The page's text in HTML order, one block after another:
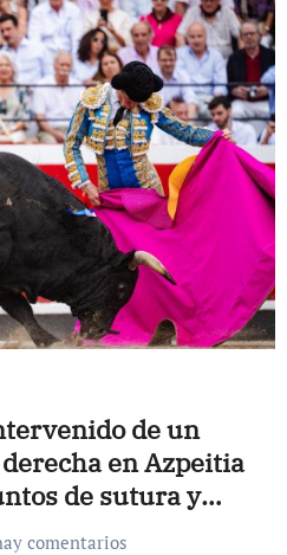
de un
en Azpeitia
de sutura y
comentarios